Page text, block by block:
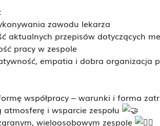
:
zawodu lekarza
aktualnych przepisów dotyczących
pracy w zespole
empatia i dobra organizacja
współpracy – warunki i forma
atmosferę i wsparcie zespołu
wieloosobowym zespole